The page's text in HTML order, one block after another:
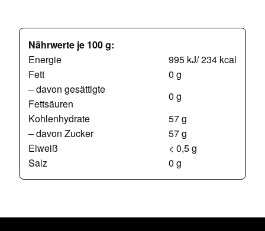
Nährwerte je 100 g:
Energie
995 kJ/ 234 kcal
Fett
0 g
– davon gesättigte
Fettsäuren
0 g
Kohlenhydrate
57 g
– davon Zucker
57 g
Eiweiß
< 0,5 g
Salz
0 g